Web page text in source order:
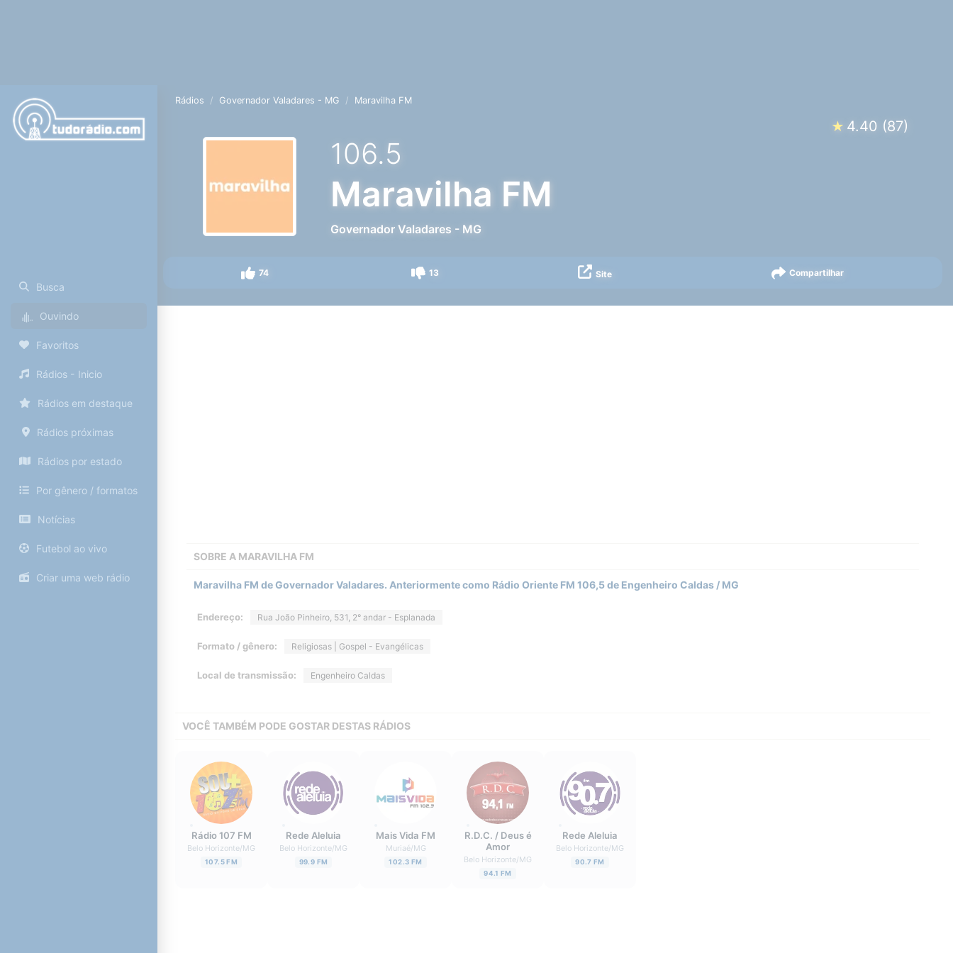
Busca
Ouvindo
Favoritos
Rádios - Inicio
Rádios em destaque
Rádios próximas
Rádios por estado
Por gênero / formatos
Notícias
Futebol ao vivo
Criar uma web rádio
Rádios Governador Valadares - MG Maravilha FM
★ 4.40 (87)
106.5
Maravilha FM
Governador Valadares - MG
74 13 Site Compartilhar
SOBRE A MARAVILHA FM
Maravilha FM de Governador Valadares. Anteriormente como Rádio Oriente FM 106,5 de Engenheiro Caldas / MG
Endereço: Rua João Pinheiro, 531, 2° andar - Esplanada
Formato / gênero: Religiosas | Gospel - Evangélicas
Local de transmissão: Engenheiro Caldas
VOCÊ TAMBÉM PODE GOSTAR DESTAS RÁDIOS
Rádio 107 FM
Belo Horizonte/MG
107.5 FM
Rede Aleluia
Belo Horizonte/MG
99.9 FM
Mais Vida FM
Muriaé/MG
102.3 FM
R.D.C. / Deus é
Amor
Belo Horizonte/MG
94.1 FM
Rede Aleluia
Belo Horizonte/MG
90.7 FM